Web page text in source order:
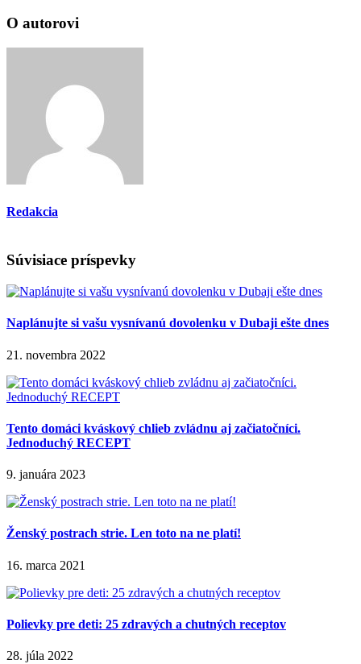
O autorovi
Redakcia
Súvisiace príspevky
Naplánujte si vašu vysnívanú dovolenku v Dubaji ešte dnes
21. novembra 2022
Tento domáci kváskový chlieb zvládnu aj začiatočníci.
Jednoduchý RECEPT
9. januára 2023
Ženský postrach strie. Len toto na ne platí!
16. marca 2021
Polievky pre deti: 25 zdravých a chutných receptov
28. júla 2022